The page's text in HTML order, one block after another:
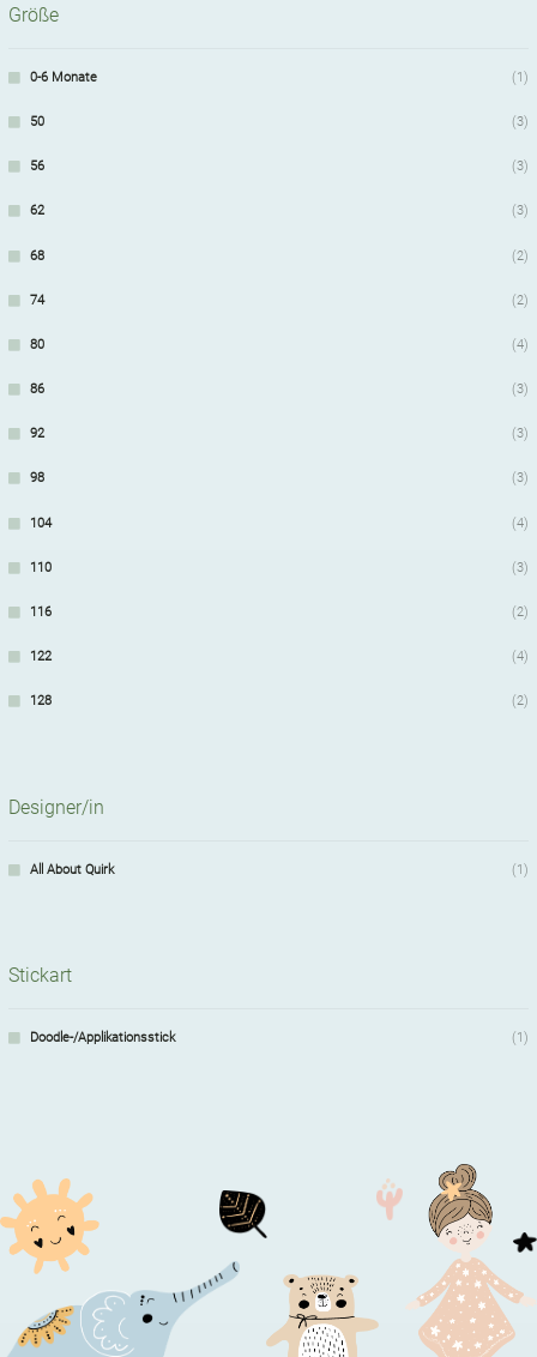
Größe
0-6 Monate (1)
50 (3)
56 (3)
62 (3)
68 (2)
74 (2)
80 (4)
86 (3)
92 (3)
98 (3)
104 (4)
110 (3)
116 (2)
122 (4)
128 (2)
Designer/in
All About Quirk (1)
Stickart
Doodle-/Applikationsstick (1)